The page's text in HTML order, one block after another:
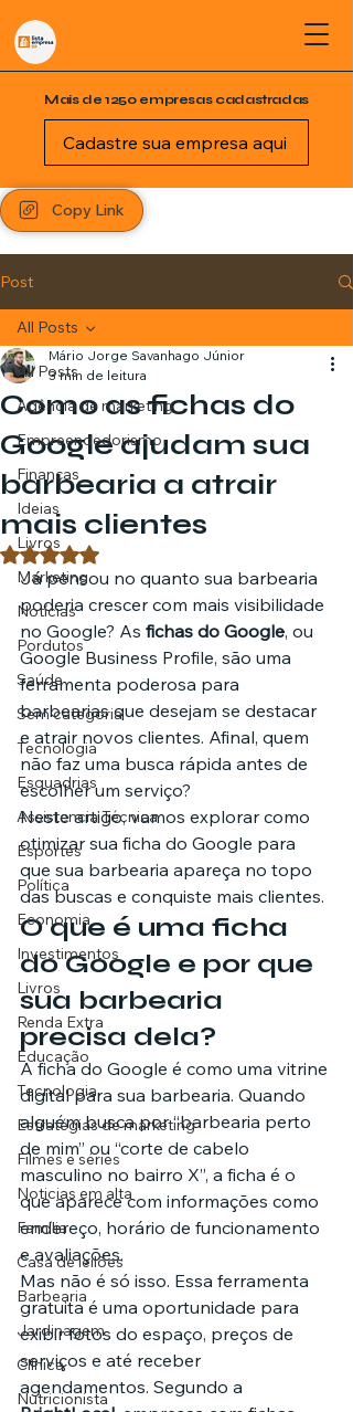
Mais de 1250 empresas cadastradas
Cadastre sua empresa aqui
Copy Link
Post
All Posts
Agência de marketing
Empreendedorismo
Finanças
Ideias
Livros
Marketing
Notícias
Pordutos
Saúde
Sem categoria
Tecnologia
Esquadrias
Assistencia Técnica
Esportes
Política
Economia
Investimentos
Livros
Renda Extra
Educação
Tecnologia
Estratégias de marketing
Filmes e séries
Noticias em alta
Família
Casa de leilões
Barbearia
Jardinagem
Clínica
Nutricionista
All Posts
Como as fichas do
Google ajudam sua
barbearia a atrair
mais clientes
Mário Jorge Savanhago Júnior
3 min de leitura
Avaliado com NaN de 5 estrelas.
Já pensou no quanto sua barbearia
poderia crescer com mais visibilidade
no Google? As fichas do Google, ou
Google Business Profile, são uma
ferramenta poderosa para
barbearias que desejam se destacar
e atrair novos clientes. Afinal, quem
não faz uma busca rápida antes de
escolher um serviço?
Neste artigo, vamos explorar como
otimizar sua ficha do Google para
que sua barbearia apareça no topo
das buscas e conquiste mais clientes.
O que é uma ficha
do Google e por que
sua barbearia
precisa dela?
A ficha do Google é como uma vitrine
digital para sua barbearia. Quando
alguém busca por “barbearia perto
de mim” ou “corte de cabelo
masculino no bairro X”, a ficha é o
que aparece com informações como
endereço, horário de funcionamento
e avaliações.
Mas não é só isso. Essa ferramenta
gratuita é uma oportunidade para
exibir fotos do espaço, preços de
serviços e até receber
agendamentos. Segundo a